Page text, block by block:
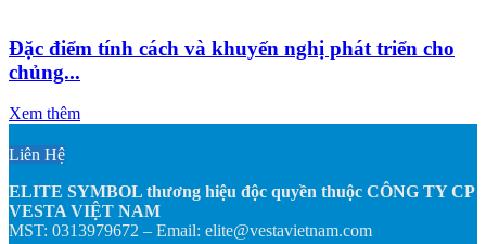
Đặc điểm tính cách và khuyến nghị phát triển cho
chủng...
Xem thêm
Liên Hệ
ELITE SYMBOL thương hiệu độc quyền thuộc CÔNG TY CP
VESTA VIỆT NAM
MST: 0313979672 – Email: elite@vestavietnam.com